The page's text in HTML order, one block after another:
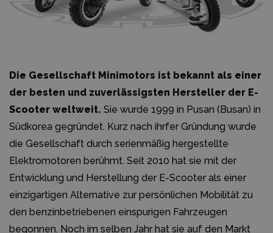
Die Gesellschaft Minimotors ist bekannt als einer
der besten und zuverlässigsten Hersteller der E-
Scooter weltweit. Sie wurde 1999 in Pusan (Busan) in
Südkorea gegründet. Kurz nach ihrfer Gründung wurde
die Gesellschaft durch serienmäßig hergestellte
Elektromotoren berühmt. Seit 2010 hat sie mit der
Entwicklung und Herstellung der E-Scooter als einer
einzigartigen Alternative zur persönlichen Mobilität zu
den benzinbetriebenen einspurigen Fahrzeugen
begonnen. Noch im selben Jahr hat sie auf den Markt